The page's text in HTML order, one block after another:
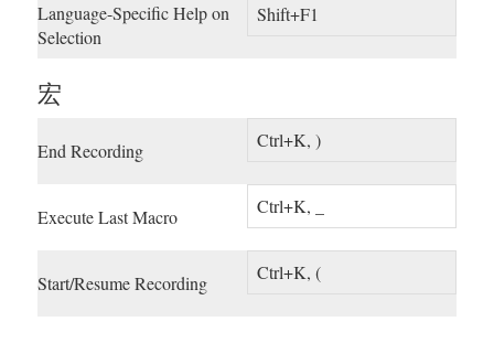
Language-Specific Help on
Selection
Shift+F1
宏
End Recording Ctrl+K, )
Execute Last Macro Ctrl+K, _
Start/Resume Recording Ctrl+K, (